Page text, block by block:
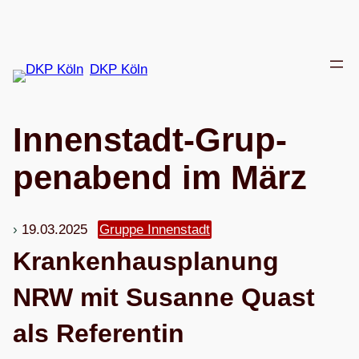
springen
DKP Köln
Innen­stadt-Grup­
pen­abend im März
19.03.2025 Gruppe Innenstadt
Kran­ken­haus­pla­nung
NRW mit Susanne Quast
als Referentin